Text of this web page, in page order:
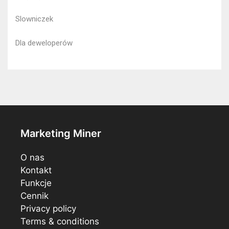
Slowniczek
Dla deweloperów
Marketing Miner
O nas
Kontakt
Funkcje
Cennik
Privacy policy
Terms & conditions